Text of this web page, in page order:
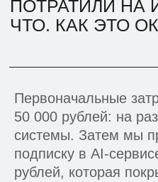
Первоначальные
50 000 рублей: на
системы. Затем мы
подписку в AI-
рублей, которая